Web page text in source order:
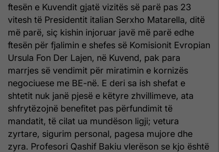
ftesën e Kuvendit gjatë vizitës së parë pas 23
vitesh të Presidentit italian Serxho Matarella, ditë
më parë, siç kishin injoruar javë më parë edhe
ftesën për fjalimin e shefes së Komisionit Evropian
Ursula Fon Der Lajen, në Kuvend, pak para
marrjes së vendimit për miratimin e kornizës
negociuese me BE-në. E deri sa ish shefat e
shtetit nuk janë pjesë e këtyre zhvillimeve, ata
shfrytëzojnë benefitet pas përfundimit të
mandatit, të cilat ua mundëson ligji; vetura
zyrtare, sigurim personal, pagesa mujore dhe
zyra. Profesori Qashif Bakiu vlerëson se kjo është